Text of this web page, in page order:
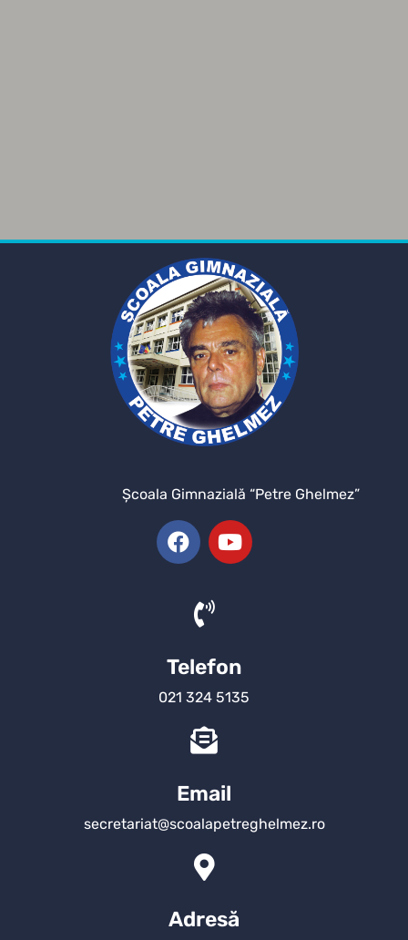
Şcoala Gimnazială “Petre Ghelmez”
Telefon
021 324 5135
Email
secretariat@scoalapetreghelmez.ro
Adresă